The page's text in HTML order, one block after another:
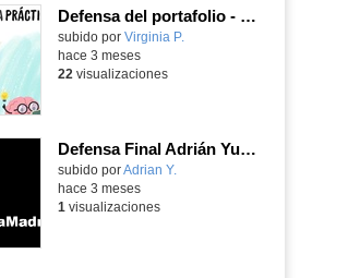
Defensa del portafolio - Curso de capacitación integral docente
subido por Virginia P.
hace 3 meses
22 visualizaciones
Defensa Final Adrián Yunta
Contenido educativo.
subido porAdrian Y.
hace 3 meses
1 visualizaciones